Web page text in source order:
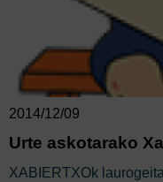
2014/12/09
Urte askotarako
XABIERTXOk